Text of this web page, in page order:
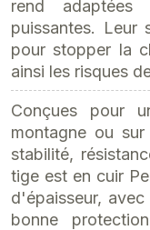
rend adaptées
puissantes. Leur
pour stopper la
ainsi les risques
Conçues pour
montagne ou
stabilité,
tige est en cuir
d'épaisseur,
bonne